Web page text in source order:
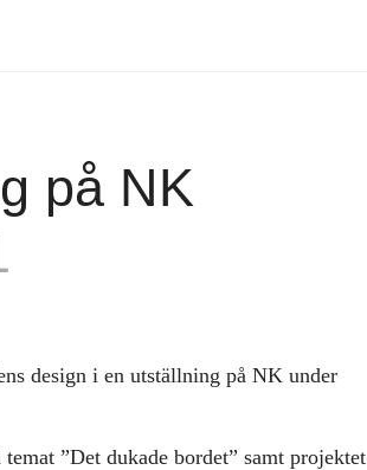
på NK
design i en utställning på NK under
”Det dukade bordet” samt projektet